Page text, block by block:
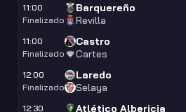
11:00
Finalizado
Barquereño
Revilla
11:00
Finalizado
Castro
Cartes
12:00
Finalizado
Laredo
Selaya
12:30
Atlético Albericia